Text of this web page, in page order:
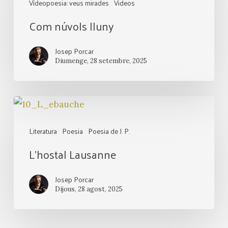
Vídeopoesia: veus mirades Videos
Com núvols lluny
Josep Porcar
Diumenge, 28 setembre, 2025
Literatura Poesia Poesia de J. P.
L’hostal
L’hostal Lausanne
Josep Porcar
Dijous, 28 agost, 2025